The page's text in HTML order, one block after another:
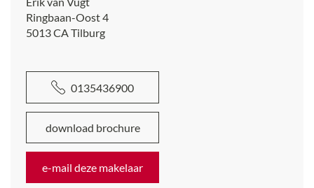
Ringbaan-Oost 4
5013 CATilburg
0135436900
download brochure
e-mail deze makelaar